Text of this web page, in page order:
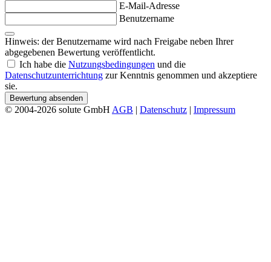
E-Mail-Adresse
Benutzername
Hinweis: der Benutzername wird nach Freigabe neben Ihrer
abgegebenen Bewertung veröffentlicht.
Ich habe die Nutzungsbedingungen und die
Datenschutzunterrichtung zur Kenntnis genommen und akzeptiere
sie.
Bewertung absenden
© 2004-2026 solute GmbH AGB | Datenschutz | Impressum